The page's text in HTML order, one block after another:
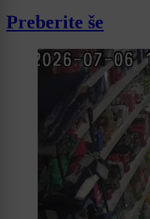
Preberite še